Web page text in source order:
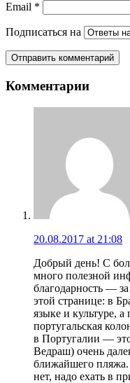
Email *
Подписаться на
Комментарии
20.08.2017 at 21:08
Добрый день! С
много полезной
благодарность —
этой странице: в
языке и культуре,
португальская
в Португалии —
Ведраш) очень
ближайшего
нет, надо ехать в